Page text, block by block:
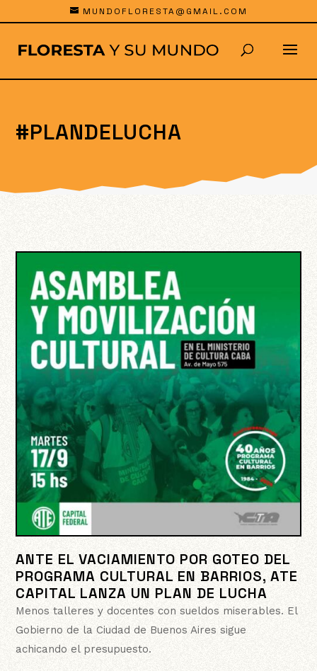
MUNDOFLORESTA@GMAIL.COM
#PLANDELUCHA
ANTE EL VACIAMIENTO POR GOTEO DEL
PROGRAMA CULTURAL EN BARRIOS, ATE
CAPITAL LANZA UN PLAN DE LUCHA
Menos talleres y docentes con sueldos miserables. El
Gobierno de la Ciudad de Buenos Aires sigue
achicando el presupuesto.